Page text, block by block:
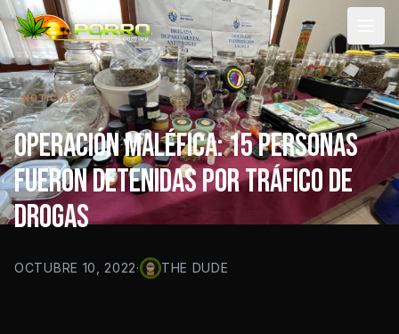
NOTICIAS
OPERACIÓN MALÉFICA: 15 PERSONAS
FUERON DETENIDAS POR TRÁFICO DE
DROGAS
OCTUBRE 10, 2022· THE DUDE